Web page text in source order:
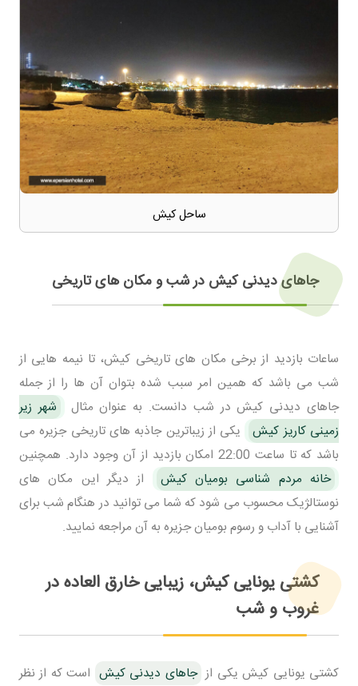
ساحل کیش
جاهای دیدنی کیش در شب و مکان های تاریخی
ساعات بازدید از برخی مکان های تاریخی کیش، تا نیمه هایی از
شب می باشد که همین امر سبب شده بتوان آن ها را از جمله
جاهای دیدنی کیش در شب دانست. به عنوان مثال
شهر زیر
زمینی کاریز کیش
یکی از زیباترین جاذبه های تاریخی جزیره می
باشد که تا ساعت 22:00 امکان بازدید از آن وجود دارد. همچنین
خانه مردم شناسی بومیان کیش
از دیگر این مکان های
نوستالژیک محسوب می شود که شما می توانید در هنگام شب برای
آشنایی با آداب و رسوم بومیان جزیره به آن مراجعه نمایید.
کشتی یونایی کیش، زیبایی خارق العاده در
غروب و شب
کشتی یونایی کیش یکی از جاهای دیدنی کیش است که از نظر